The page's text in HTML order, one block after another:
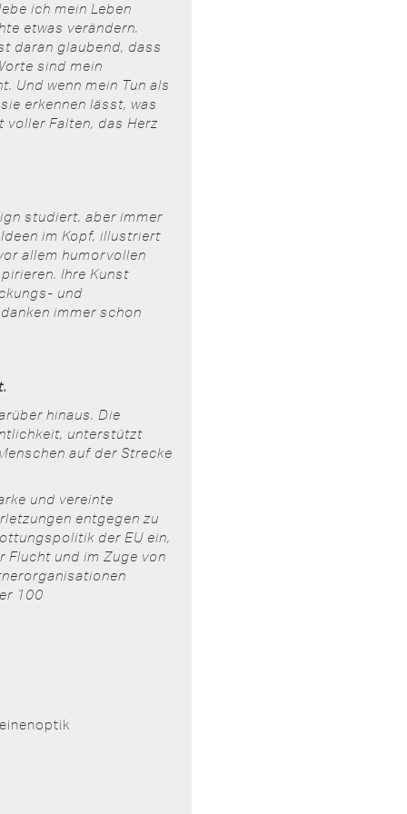
ich mein Leben
etwas verändern.
daran glaubend, dass
sind mein
Und wenn mein Tun als
erkennen lässt, was
voller Falten, das Herz
studiert, aber immer
im Kopf, illustriert
allem humorvollen
Ihre Kunst
und
immer schon
hinaus. Die
unterstützt
auf der Strecke
und vereinte
entgegen zu
der EU ein,
und im Zuge von
100